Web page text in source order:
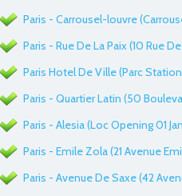
Paris - Carrousel-louvre
Paris - Rue De La Paix (10 Rue
Paris Hotel De Ville (Parc
Paris - Quartier Latin (50
Paris - Alesia (Loc Opening 01
Paris - Emile Zola (21 Avenue
Paris - Avenue De Saxe (42